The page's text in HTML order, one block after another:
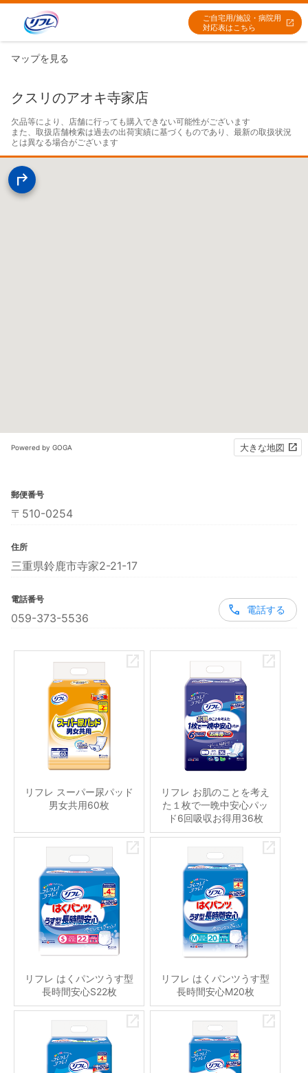
ご自宅用/施設・病院用
対応表はこちら
マップを見る
クスリのアオキ寺家店
欠品等により、店舗に行っても購入できない可能性がございます
また、取扱店舗検索は過去の出荷実績に基づくものであり、最新の取扱状況
とは異なる場合がございます
Powered by GOGA 大きな地図
郵便番号
〒510-0254
住所
三重県鈴鹿市寺家2-21-17
電話番号
059-373-5536
電話する
リフレ スーパー尿パッド
男女共用60枚
リフレ お肌のことを考え
た１枚で一晩中安心パッ
ド6回吸収お得用36枚
リフレ はくパンツうす型
長時間安心S22枚
リフレ はくパンツうす型
長時間安心M20枚